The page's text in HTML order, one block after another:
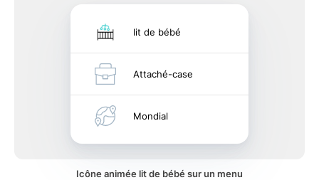
lit de bébé
Attaché-case
Mondial
Icône animée lit de bébé sur un menu